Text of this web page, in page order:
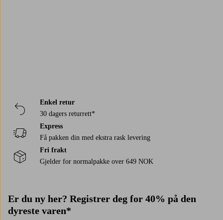
Enkel retur
30 dagers returrett*
Express
Få pakken din med ekstra rask levering
Fri frakt
Gjelder for normalpakke over 649 NOK
Er du ny her? Registrer deg for 40% på den
dyreste varen*